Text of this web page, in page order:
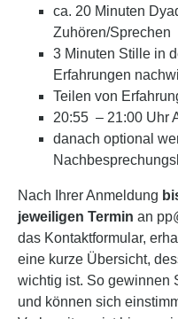
ca. 20 Minuten
Zuhören/Sprechen
3 Minuten Stille in
Erfahrungen
Teilen von
20:55 – 21:00 Uhr
danach optional
Nach Ihrer Anmeldung
jeweiligen Termin an
das Kontaktformular,
eine kurze Übersicht,
wichtig ist. So gewinnen
und können sich